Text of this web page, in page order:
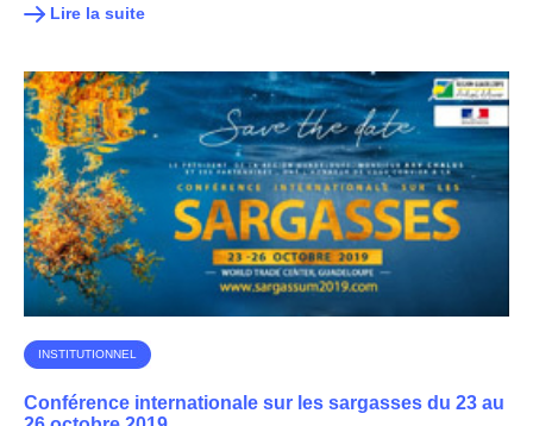
Lire la suite
INSTITUTIONNEL
Conférence internationale sur les sargasses du 23 au